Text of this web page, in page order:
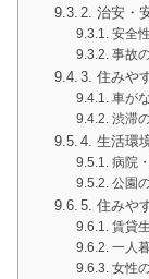
2. 治安・
安全性
事故
3. 住みや
車が
渋滞
4. 生活環
病院
公園
5. 住みや
賃貸
一人
女性